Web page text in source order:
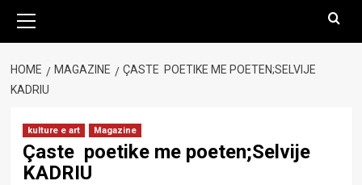
Menu
HOME MAGAZINE
ÇASTE POETIKE ME POETEN;SELVIJE
KADRIU
kulture e art Magazine
Çaste poetike me poeten;Selvije
KADRIU